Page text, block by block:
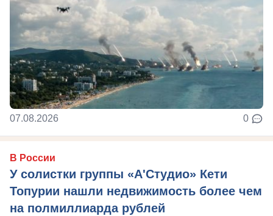
07.08.2026 0
В России
У солистки группы «А'Студио» Кети
Топурии нашли недвижимость более чем
на полмиллиарда рублей